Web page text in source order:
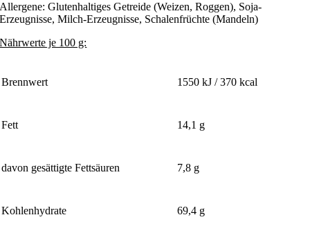
Allergene: Glutenhaltiges Getreide (Weizen, Roggen), Soja-
Erzeugnisse, Milch-Erzeugnisse, Schalenfrüchte (Mandeln)
Nährwerte je 100 g:
Brennwert 1550 kJ / 370 kcal
Fett 14,1 g
davon gesättigte Fettsäuren 7,8 g
Kohlenhydrate 69,4 g